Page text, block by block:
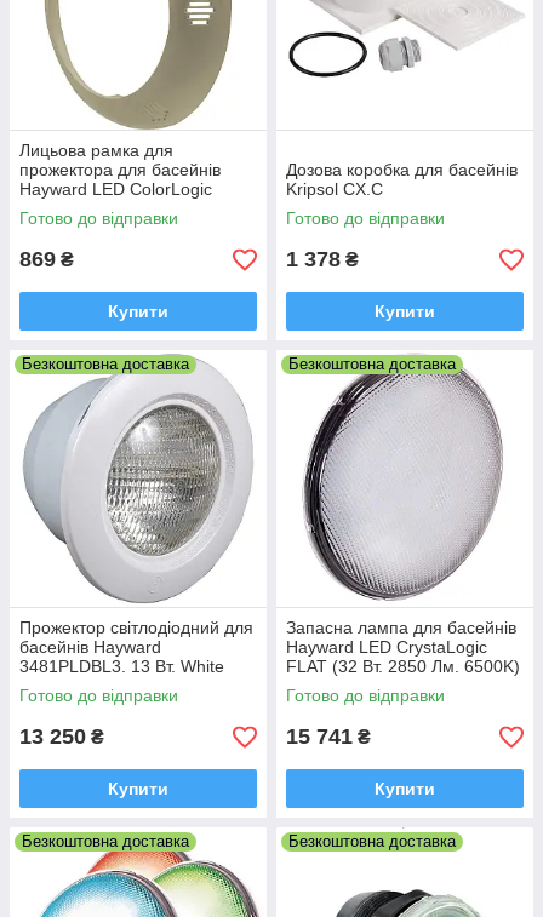
Лицьова рамка для
прожектора для басейнів
Hayward LED ColorLogic
FLAT. піщаний
Готово до відправки
869 ₴
Купити
Дозова коробка для басейнів
Kripsol CX.C
Готово до відправки
1 378 ₴
Купити
Безкоштовна доставка
Прожектор світлодіодний для
басейнів Hayward
3481PLDBL3. 13 Вт. White
(PAR56 під лайнер White)
Готово до відправки
13 250 ₴
Купити
Безкоштовна доставка
Запасна лампа для басейнів
Hayward LED CrystaLogic
FLAT (32 Вт. 2850 Лм. 6500K)
Готово до відправки
15 741 ₴
Купити
Безкоштовна доставка Безкоштовна доставка